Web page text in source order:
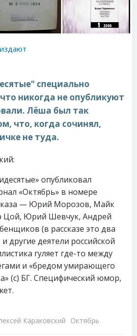
специально
никогда не опубликуют
Лёша был так
что, когда сочинял,
не туда.
опубликовал
«Октябрь» в номере
— Юрий Морозов, Майк
Цой, Юрий Шевчук, Андрей
(в рассказе это два
другие деятели российской
гуляет где-то между
и «бредом умирающего
(с) БГ. Специфический юмор,
Караковский Октябрь